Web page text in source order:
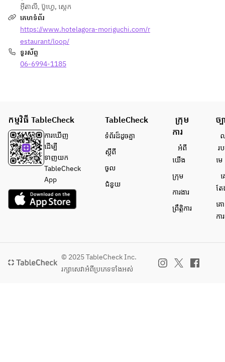
អ៊ីតាលី, ប៊ូហ្វេ, ស្តេក
គេហទំព័រ
https://www.hotelagora-moriguchi.com/r
estaurant/loop/
ទូរស័ព្ទ
06-6994-1185
កម្មវិធី TableCheck
ការ​ឃើញ
ដើម្បី​
ទាញយក
TableCheck
App
TableCheck
ទំព័រ​ដ៏ដូចគ្នា
ស្តីពី
ចូល
ជំនួយ
ក្រុម
ការ
អំពី​
យើង
ក្រុម
ការងារ
ព្រឹត្តិការ
ច្
រ
មេ
តែ
គ
កា
© 2025 TableCheck Inc.
រក្សាសេវា​អំពីប្រភេទទាំងអស់